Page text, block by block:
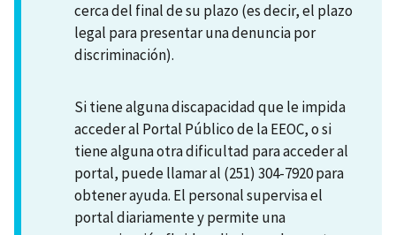
cerca del final de su plazo (es decir, el plazo
legal para presentar una denuncia por
discriminación).
Si tiene alguna discapacidad que le impida
acceder al Portal Público de la EEOC, o si
tiene alguna otra dificultad para acceder al
portal, puede llamar al (251) 304-7920 para
obtener ayuda. El personal supervisa el
portal diariamente y permite una